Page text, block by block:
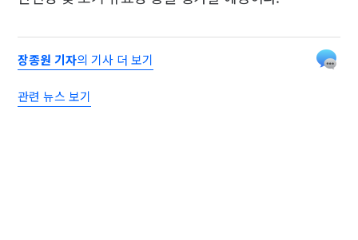
장종원 기자의 기사 더 보기
관련 뉴스 보기